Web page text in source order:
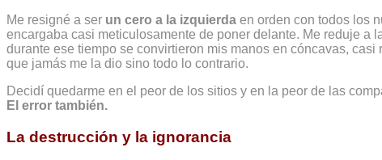
Me resigné a ser un cero a la izquierda en orden con todos los
encargaba casi meticulosamente de poner delante. Me reduje a
durante ese tiempo se convirtieron mis manos en cóncavas, casi
que jamás me la dio sino todo lo contrario.
Decidí quedarme en el peor de los sitios y en la peor de las
El error también.
La destrucción y la ignorancia